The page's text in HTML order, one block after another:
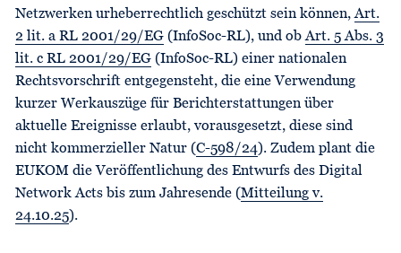
Netzwerken urheberrechtlich geschützt sein können,Art.
2 lit. a RL 2001/29/EG (InfoSoc-RL), und obArt. 5 Abs. 3
lit. c RL 2001/29/EG (InfoSoc-RL) einer nationalen
Rechtsvorschrift entgegensteht, die eine Verwendung
kurzer Werkauszüge für Berichterstattungen über
aktuelle Ereignisse erlaubt, vorausgesetzt, diese sind
nicht kommerzieller Natur (C-598/24). Zudem plant die
EUKOM die Veröffentlichung des Entwurfs des Digital
Network Acts bis zum Jahresende (Mitteilung v.
24.10.25).